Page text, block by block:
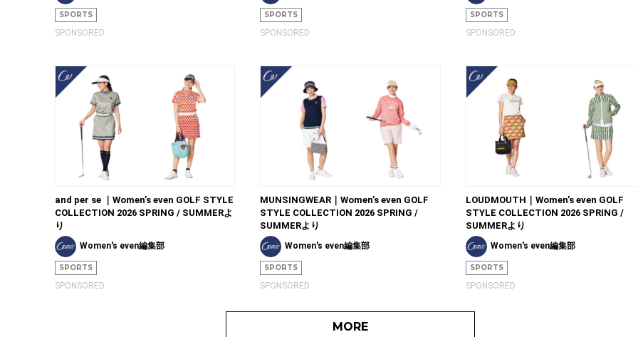
SPORTS
SPONSORED
SPORTS
SPONSORED
SPORTS
SPONSORED
and per se ｜Women’s even GOLF STYLE
COLLECTION 2026 SPRING / SUMMERよ
り
Women's even編集部
SPORTS
SPONSORED
MUNSINGWEAR｜Women’s even GOLF
STYLE COLLECTION 2026 SPRING /
SUMMERより
Women's even編集部
SPORTS
SPONSORED
LOUDMOUTH｜Women’s even GOLF
STYLE COLLECTION 2026 SPRING /
SUMMERより
Women's even編集部
SPORTS
SPONSORED
MORE